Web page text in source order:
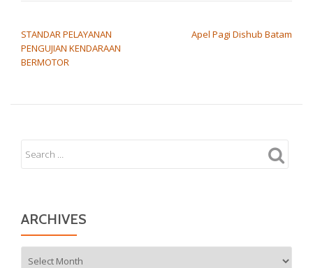
STANDAR PELAYANAN
PENGUJIAN KENDARAAN
BERMOTOR
Apel Pagi Dishub Batam
ARCHIVES